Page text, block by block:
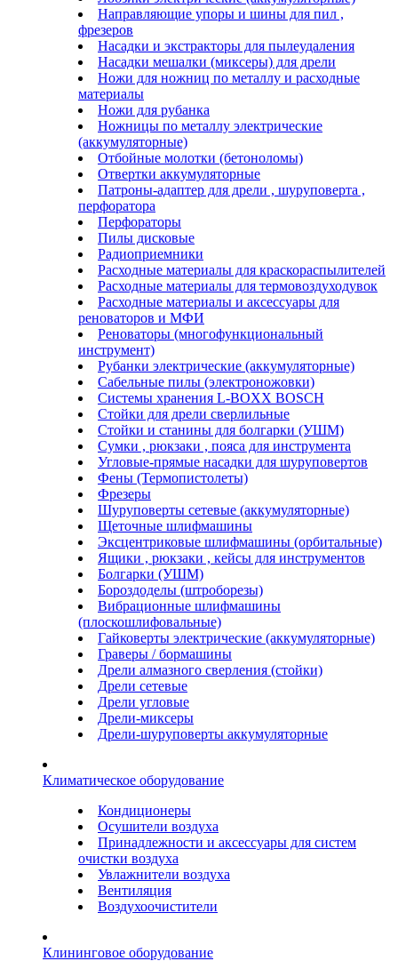
Направляющие упоры и шины для пил ,
фрезеров
Насадки и экстракторы для пылеудаления
Насадки мешалки (миксеры) для дрели
Ножи для ножниц по металлу и расходные
материалы
Ножи для рубанка
Ножницы по металлу электрические
(аккумуляторные)
Отбойные молотки (бетоноломы)
Отвертки аккумуляторные
Патроны-адаптер для дрели , шуруповерта ,
перфоратора
Перфораторы
Пилы дисковые
Радиоприемники
Расходные материалы для краскораспылителей
Расходные материалы для термовоздуходувок
Расходные материалы и аксессуары для
реноваторов и МФИ
Реноваторы (многофункциональный
инструмент)
Рубанки электрические (аккумуляторные)
Сабельные пилы (электроножовки)
Системы хранения L-BOXX BOSCH
Стойки для дрели сверлильные
Стойки и станины для болгарки (УШМ)
Сумки , рюкзаки , пояса для инструмента
Угловые-прямые насадки для шуруповертов
Фены (Термопистолеты)
Фрезеры
Шуруповерты сетевые (аккумуляторные)
Щеточные шлифмашины
Эксцентриковые шлифмашины (орбитальные)
Ящики , рюкзаки , кейсы для инструментов
Болгарки (УШМ)
Бороздоделы (штроборезы)
Вибрационные шлифмашины
(плоскошлифовальные)
Гайковерты электрические (аккумуляторные)
Граверы / бормашины
Дрели алмазного сверления (стойки)
Дрели сетевые
Дрели угловые
Дрели-миксеры
Дрели-шуруповерты аккумуляторные
Климатическое оборудование
Кондиционеры
Осушители воздуха
Принадлежности и аксессуары для систем
очистки воздуха
Увлажнители воздуха
Вентиляция
Воздухоочистители
Клининговое оборудование